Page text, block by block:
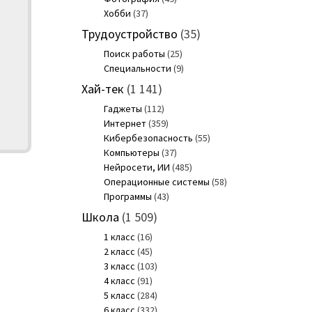
Хобби (37)
Трудоустройство (35)
Поиск работы (25)
Специальности (9)
Хай-тек (1 141)
Гаджеты (112)
Интернет(359)
Кибербезопасность (55)
Компьютеры (37)
Нейросети, ИИ (485)
Операционные системы (58)
Программы (43)
Школа (1 509)
1 класс (16)
2 класс (45)
3 класс (103)
4 класс (91)
5 класс (284)